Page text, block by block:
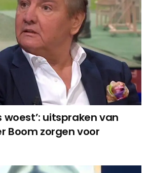
woest’: uitspraken van
Boom zorgen voor